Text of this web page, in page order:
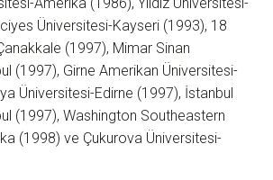
Amerika (1986), Yıldız Üniversitesi-
Üniversitesi-Kayseri (1993), 18
(1997), Mimar Sinan
(1997), Girne Amerikan Üniversitesi-
Üniversitesi-Edirne (1997), İstanbul
(1997), Washington Southeastern
(1998) ve Çukurova Üniversitesi-